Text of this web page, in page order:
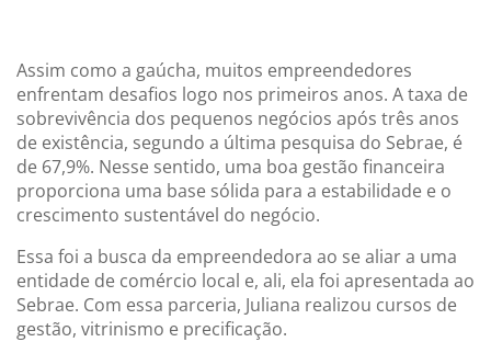
Assim como a gaúcha, muitos empreendedores
enfrentam desafios logo nos primeiros anos. A taxa de
sobrevivência dos pequenos negócios após três anos
de existência, segundo a última pesquisa do Sebrae, é
de 67,9%. Nesse sentido, uma boa gestão financeira
proporciona uma base sólida para a estabilidade e o
crescimento sustentável do negócio.
Essa foi a busca da empreendedora ao se aliar a uma
entidade de comércio local e, ali, ela foi apresentada ao
Sebrae. Com essa parceria, Juliana realizou cursos de
gestão, vitrinismo e precificação.